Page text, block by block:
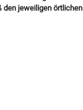
den jeweiligen